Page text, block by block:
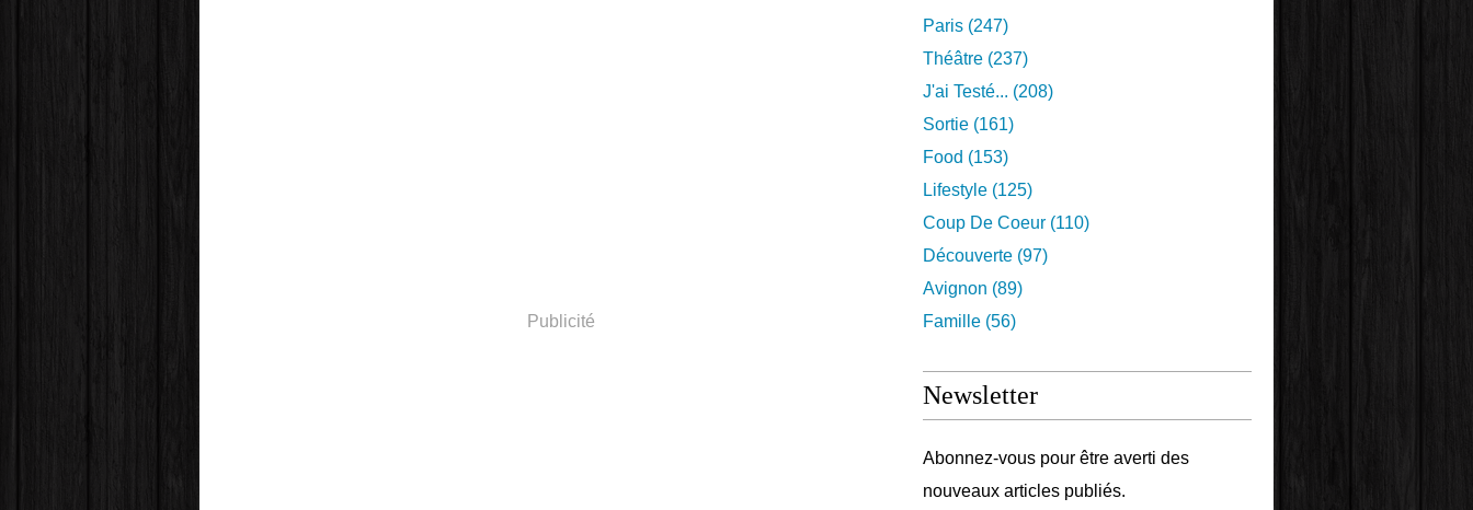
Publicité
Paris (247)
Théâtre (237)
J'ai Testé... (208)
Sortie (161)
Food (153)
Lifestyle (125)
Coup De Coeur (110)
Découverte (97)
Avignon (89)
Famille (56)
Newsletter
Abonnez-vous pour être averti des
nouveaux articles publiés.